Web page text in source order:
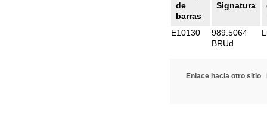
de
barras
Signatura
E10130
989.5064
BRUd
Enlace hacia otro sitio